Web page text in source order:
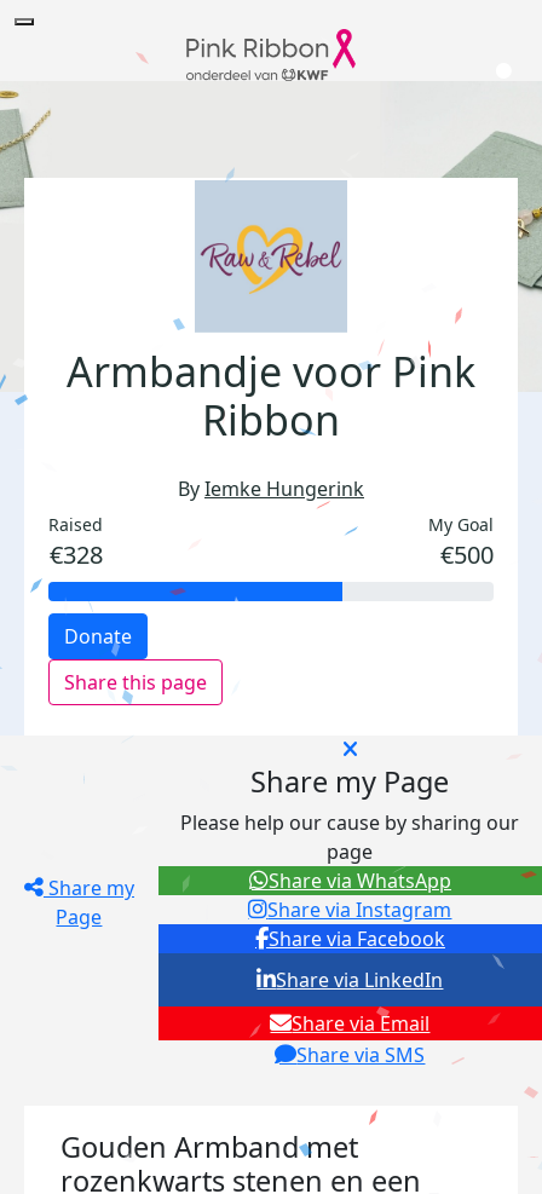
Armbandje voor Pink
Ribbon
ByIemke Hungerink
Raised
€328
My Goal
€500
Donate
Share this page
Share my
Page
Share my Page
Please help our cause by sharing our
page
Share via Facebook
Share via Instagram
Share via Email
Share via SMS
Share via LinkedIn
Share via WhatsApp
Gouden Armband met
rozenkwarts stenen en een